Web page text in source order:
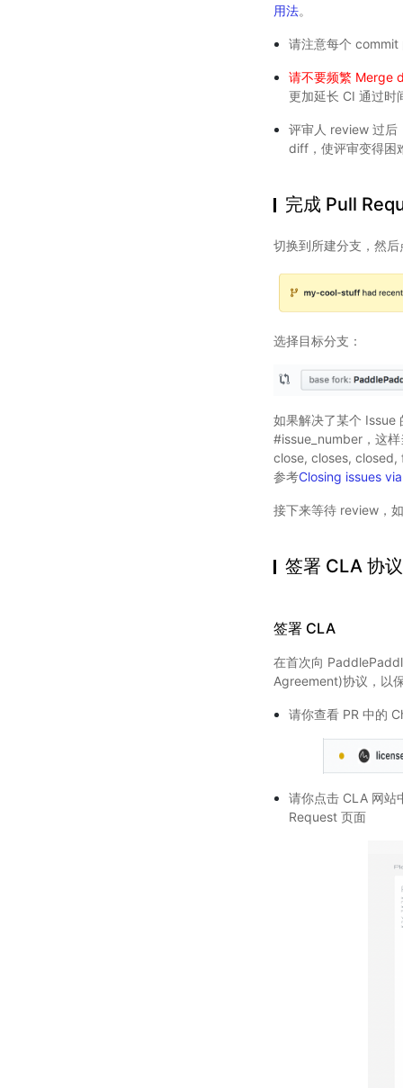
用法。
请注意每个 commit
请不要频繁 Merge
更加延长 CI 通过时
评审人 review 过后
diff，使评审变得困
完成 Pull
切换到所建分支，然
选择目标分支：
如果解决了某个 Issue
#issue_number，这
close, closes, closed,
参考Closing issues
接下来等待 review，
签署 CLA 协
签署 CLA
在首次向
Agreement)协议，以
请你查看 PR 中的
请你点击 CLA 网站
Request 页面